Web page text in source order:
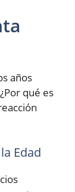
años
qué es
Edad